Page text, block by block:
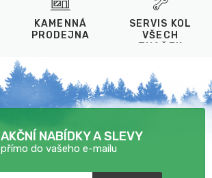
KAMENNÁ
PRODEJNA
SERVIS KOL
VŠECH
ZNAČEK
AKČNÍ NABÍDKY A SLEVY
přímo do vašeho e-mailu